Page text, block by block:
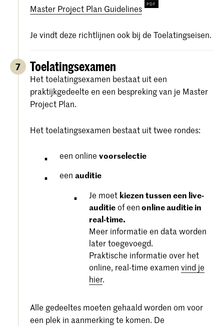
Master Project Plan Guidelines
Je vindt deze richtlijnen ook bij de Toelatingseisen.
7 Toelatingsexamen
Het toelatingsexamen bestaat uit een
praktijkgedeelte en een bespreking van je Master
Project Plan.
Het toelatingsexamen bestaat uit twee rondes:
een onlinevoorselectie
eenauditie
Je moet kiezen tussen een live-
auditieof eenonline auditie in
real-time.
Meer informatie en data worden
later toegevoegd.
Praktische informatie over het
online, real-time examenvind je
hier.
Alle gedeeltes moeten gehaald worden om voor
een plek in aanmerking te komen. De